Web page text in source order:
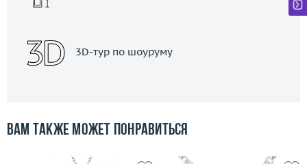
3D-тур по шоуруму
Вам также может понравиться